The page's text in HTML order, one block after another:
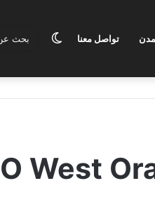
تواصل معنا الوضع